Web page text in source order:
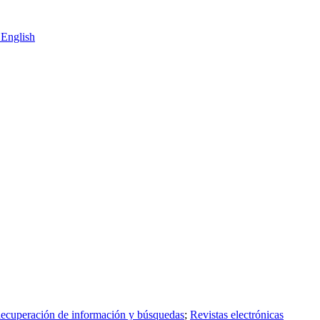
English
de información y búsquedas; Revistas electrónicas